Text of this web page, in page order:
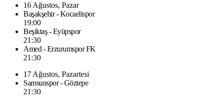
16 Ağustos, Pazar
Başakşehir - Kocaelispor
19:00
Beşiktaş - Eyüpspor
21:30
Amed - Erzurumspor FK
21:30
17 Ağustos, Pazartesi
Samsunspor - Göztepe
21:30